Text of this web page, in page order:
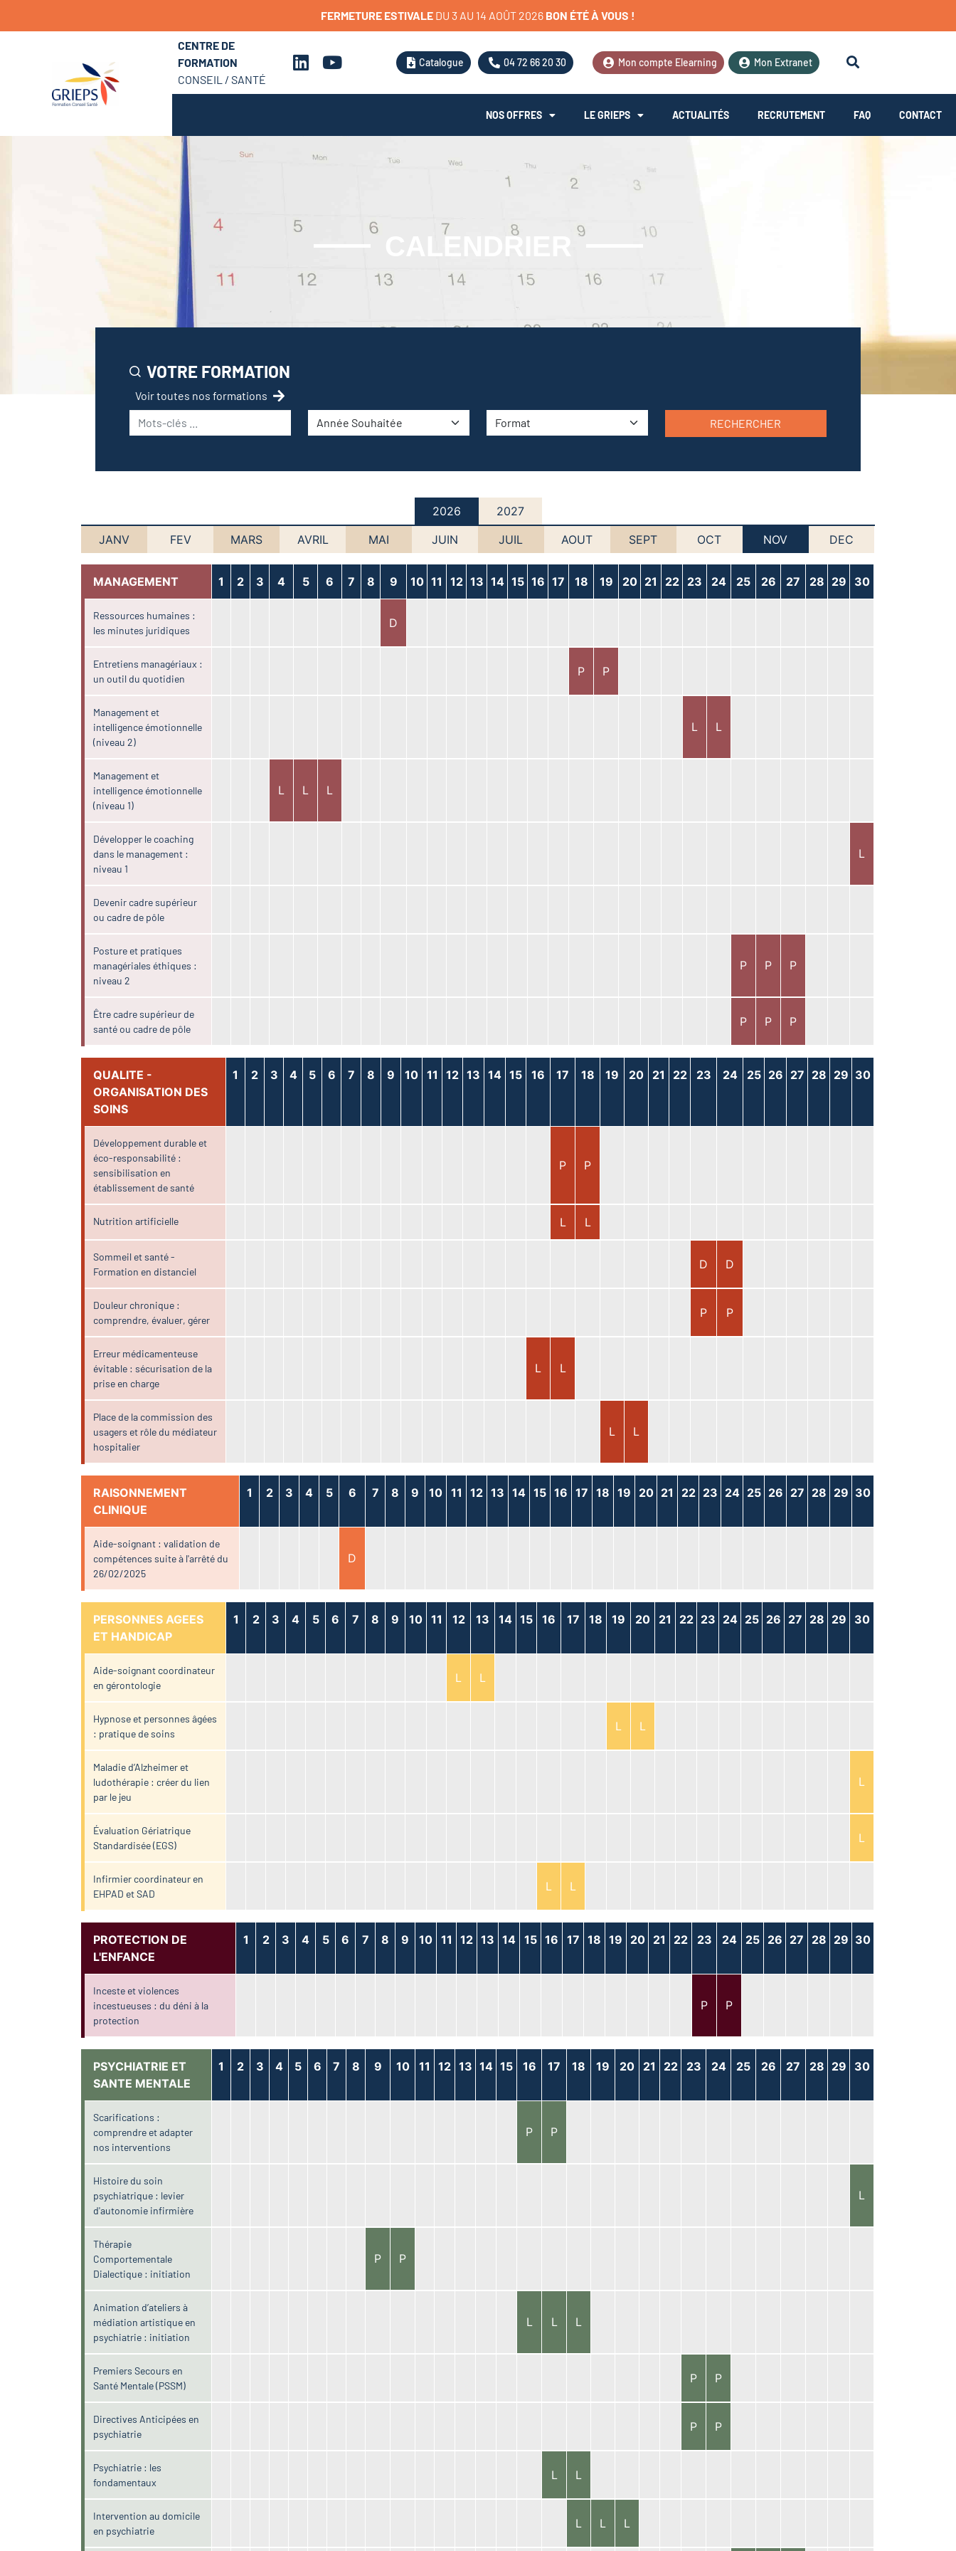
FERMETURE ESTIVALE
3 AU 14 AOÛT 2026 BON ÉTÉÀ VOUS !
CENTRE DE
FORMATION
CONSEIL / SANTÉ
Catalogue 04 72 66 20 30 Mon compte Elearning Mon Extranet
NOS OFFRES LE GRIEPS ACTUALITÉS RECRUTEMENT FAQ CONTACT
CALENDRIER
VOTRE FORMATION
Voir toutes nos formations
RECHERCHER
2026
2027
JANV
FEV MARS AVRIL MAI JUIN JUIL AOUT SEPT OCT NOV DEC
MANAGEMENT 1 2 3 4 5 6 7 8 9 10 11 12 13 14 15 16 17 18 19 20 21 22 23 24 25 26 27 28 29 30
Ressources humaines :
les minutes juridiques
D
Entretiens managériaux :
un outil du quotidien
P P
Management et
intelligence émotionnelle
(niveau 2)
L L
Management et
intelligence émotionnelle
(niveau 1)
L L L
Développer le coaching
dans le management :
niveau 1
L
Devenir cadre supérieur
ou cadre de pôle
Posture et pratiques
managériales éthiques :
niveau 2
P P P
Être cadre supérieur de
santé ou cadre de pôle
P P P
QUALITE -
ORGANISATION DES
SOINS
1 2 3 4 5 6 7 8 9 10 11 12 13 14 15 16 17 18 19 20 21 22 23 24 25 26 27 28 29 30
Développement durable et
éco-responsabilité :
sensibilisation en
établissement de santé
P P
Nutrition artificielle L L
Sommeil et santé -
Formation en distanciel
D D
Douleur chronique :
comprendre, évaluer, gérer
P P
Erreur médicamenteuse
évitable : sécurisation de la
prise en charge
L L
Place de la commission des
usagers et rôle du médiateur
hospitalier
L L
RAISONNEMENT
CLINIQUE
1 2 3 4 5 6 7 8 9 10 11 12 13 14 15 16 17 18 19 20 21 22 23 24 25 26 27 28 29 30
Aide-soignant : validation de
compétences suite à l'arrêté du
26/02/2025
D
PERSONNES AGEES
ET HANDICAP
1 2 3 4 5 6 7 8 9 10 11 12 13 14 15 16 17 18 19 20 21 22 23 24 25 26 27 28 29 30
Aide-soignant coordinateur
en gérontologie
L L
Hypnose et personnes âgées
: pratique de soins
L L
Maladie d’Alzheimer et
ludothérapie : créer du lien
par le jeu
L
Évaluation Gériatrique
Standardisée (EGS)
L
Infirmier coordinateur en
EHPAD et SAD
L L
PROTECTION DE
L'ENFANCE
1 2 3 4 5 6 7 8 9 10 11 12 13 14 15 16 17 18 19 20 21 22 23 24 25 26 27 28 29 30
Inceste et violences
incestueuses : du déni à la
protection
P P
PSYCHIATRIE ET
SANTE MENTALE
1 2 3 4 5 6 7 8 9 10 11 12 13 14 15 16 17 18 19 20 21 22 23 24 25 26 27 28 29 30
Scarifications :
comprendre et adapter
nos interventions
P P
Histoire du soin
psychiatrique : levier
d'autonomie infirmière
L
Thérapie
Comportementale
Dialectique : initiation
P P
Animation d’ateliers à
médiation artistique en
psychiatrie : initiation
L L L
Premiers Secours en
Santé Mentale (PSSM)
P P
Directives Anticipées en
psychiatrie
P P
Psychiatrie : les
fondamentaux
L L
Intervention au domicile
en psychiatrie
L L L